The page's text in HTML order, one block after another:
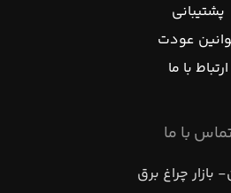
پشتیبانی
عودت
ارتباط با ما
با ما
بازار چراغ برق